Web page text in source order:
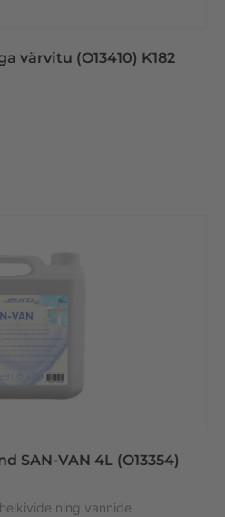
värvitu (O13410) K182
SAN-VAN 4L (O13354)
ning vannide